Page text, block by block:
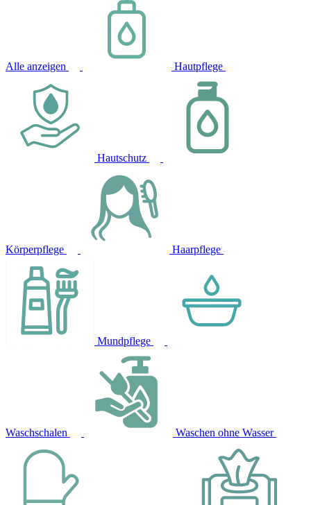
Alle anzeigen Hautpflege
Hautschutz
Körperpflege Haarpflege
Mundpflege
Waschschalen Waschen ohne Wasser